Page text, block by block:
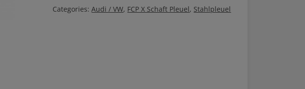
EA113
Categories:Audi / VW, FCP X Schaft Pleuel, Stahlpleuel